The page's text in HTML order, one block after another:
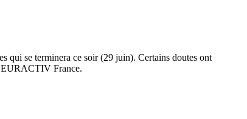
qui se terminera ce soir (29 juin). Certains doutes ont
France.